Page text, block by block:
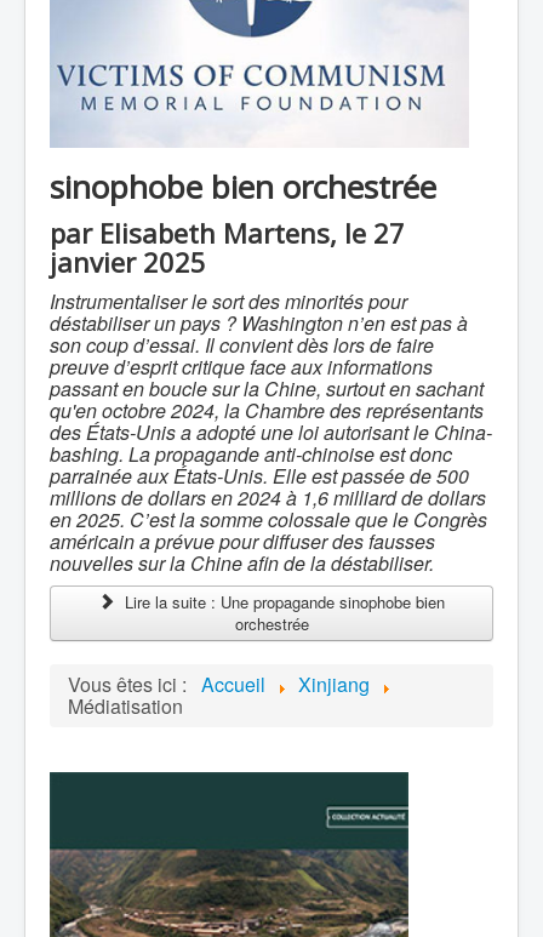
sinophobe bien orchestrée
par Elisabeth Martens, le 27
janvier 2025
Instrumentaliser le sort desminorités pour
déstabiliser un pays ? Washington n’en est pas à
son coup d’essai. Il convient dès lors de faire
preuve d’esprit critique face aux informations
passant en boucle sur la Chine, surtout en sachant
qu'en octobre 2024, la Chambre des représentants
des États-Unis a adopté une loi autorisant le China-
bashing. La propagande anti-chinoise estdonc
parrainée aux États-Unis. Elle est passée de500
millions de dollarsen 2024 à 1,6 milliard de dollars
en 2025. C’est la sommecolossaleque le Congrès
américain a prévue pour diffuser des fausses
nouvelles sur la Chineafin de la déstabiliser.
Lire la suite : Une propagande sinophobe bien
orchestrée
Vous êtes ici : Accueil Xinjiang
Médiatisation